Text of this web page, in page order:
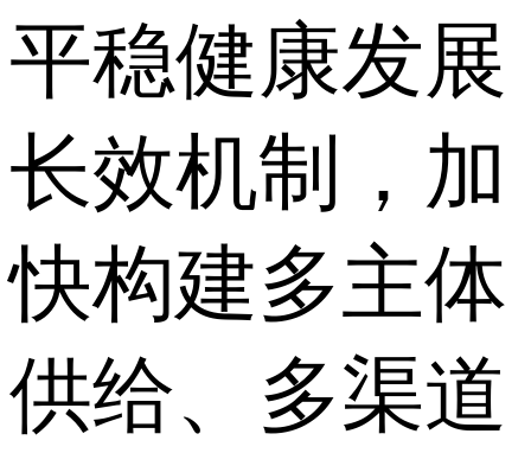
平稳健康发展
长效机制，加
快构建多主体
供给、多渠道